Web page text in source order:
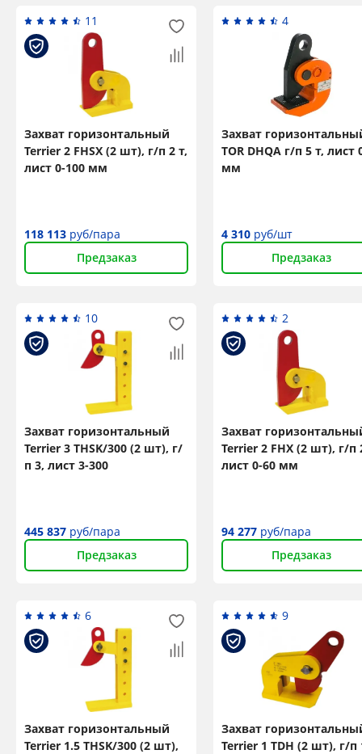
11
Захват горизонтальный
Terrier 2 FHSX (2 шт), г/п 2 т,
лист 0-100 мм
118 113 руб/пара
Предзаказ
4
Захват
TOR DHQA г/п 5 т, лист
мм
4 310 руб/шт
Предзаказ
10
Захват горизонтальный
Terrier 3 THSK/300 (2 шт), г/
п 3, лист 3-300
445 837 руб/пара
Предзаказ
2
Захват
Terrier 2 FHX (2 шт), г/п
лист 0-60 мм
94 277 руб/пара
Предзаказ
6
Захват горизонтальный
Terrier 1.5 THSK/300 (2 шт),
9
Захват
Terrier 1 TDH (2 шт), г/п